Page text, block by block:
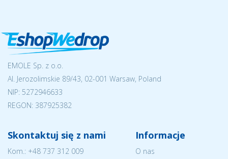
EMOLE Sp. z o.o.
Al. Jerozolimskie 89/43, 02-001 Warsaw, Poland
NIP: 5272946633
REGON: 387925382
Skontaktuj się z nami
Kom.: +48 737 312 009
Informacje
O nas